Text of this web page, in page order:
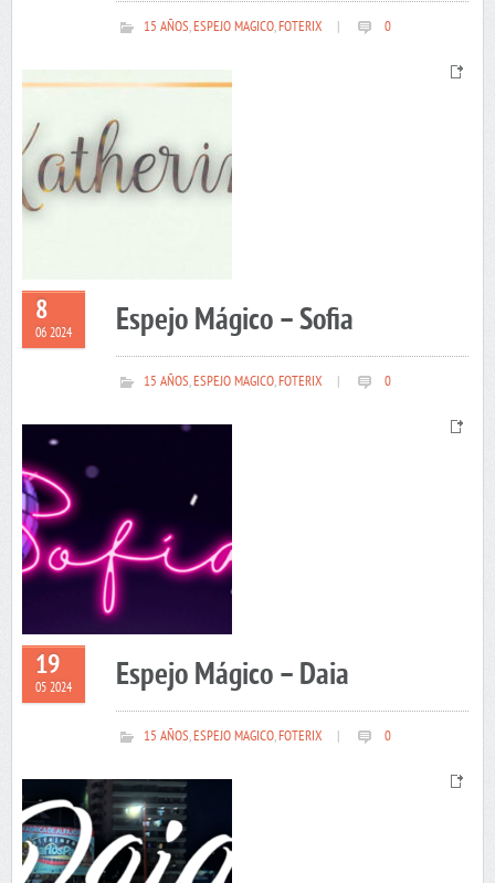
15 AÑOS,ESPEJO MAGICO,FOTERIX 0
8
06 2024 Espejo Mágico – Sofia
15 AÑOS,ESPEJO MAGICO,FOTERIX 0
19
05 2024 Espejo Mágico – Daia
15 AÑOS,ESPEJO MAGICO,FOTERIX 0